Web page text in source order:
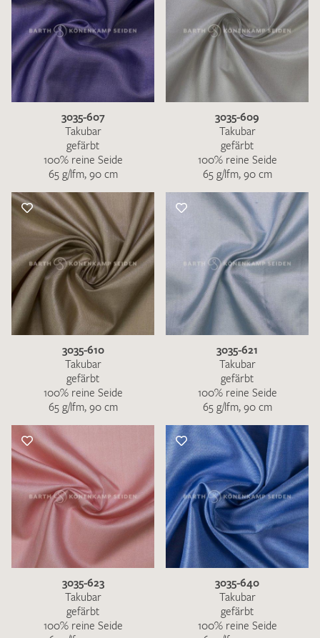
3035-607
Takubar
gefärbt
100% reine Seide
65 g/lfm, 90 cm
3035-609
Takubar
gefärbt
100% reine Seide
65 g/lfm, 90 cm
3035-610
Takubar
gefärbt
100% reine Seide
65 g/lfm, 90 cm
3035-621
Takubar
gefärbt
100% reine Seide
65 g/lfm, 90 cm
3035-623
Takubar
gefärbt
100% reine Seide
3035-640
Takubar
gefärbt
100% reine Seide